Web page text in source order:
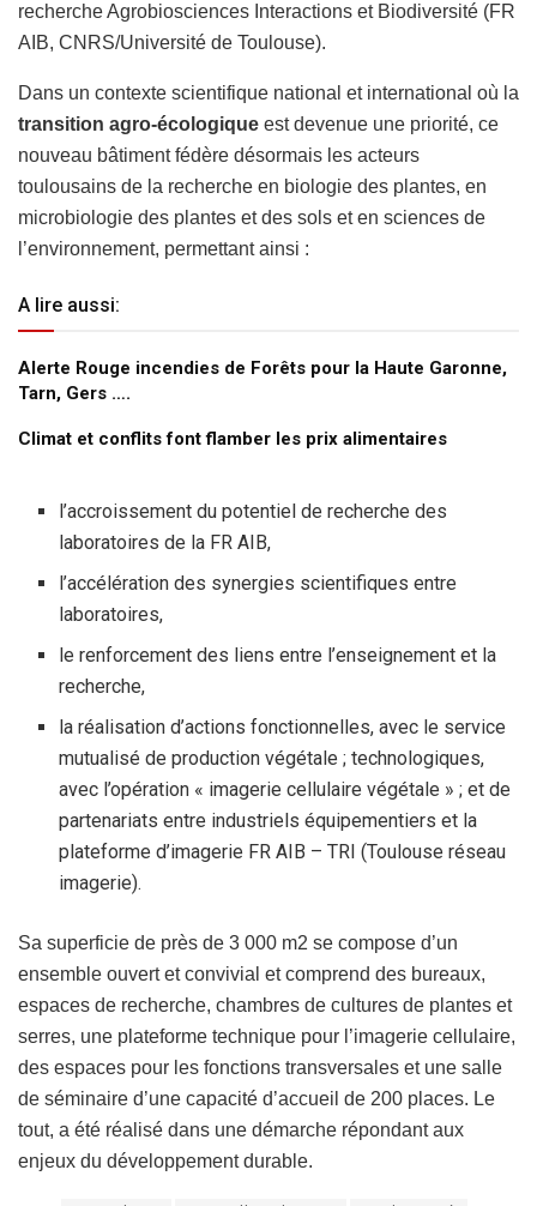
recherche Agrobiosciences Interactions et Biodiversité (FR
AIB, CNRS/Université de Toulouse).
Dans un contexte scientifique national et international où la
transition agro-écologique est devenue une priorité, ce
nouveau bâtiment fédère désormais les acteurs
toulousains de la recherche en biologie des plantes, en
microbiologie des plantes et des sols et en sciences de
l’environnement, permettant ainsi :
A lire aussi:
Alerte Rouge incendies de Forêts pour la Haute Garonne,
Tarn, Gers ….
Climat et conflits font flamber les prix alimentaires
l’accroissement du potentiel de recherche des
laboratoires de la FR AIB,
l’accélération des synergies scientifiques entre
laboratoires,
le renforcement des liens entre l’enseignement et la
recherche,
la réalisation d’actions fonctionnelles, avec le service
mutualisé de production végétale ; technologiques,
avec l’opération « imagerie cellulaire végétale » ; et de
partenariats entre industriels équipementiers et la
plateforme d’imagerie FR AIB – TRI (Toulouse réseau
imagerie).
Sa superficie de près de 3 000 m2 se compose d’un
ensemble ouvert et convivial et comprend des bureaux,
espaces de recherche, chambres de cultures de plantes et
serres, une plateforme technique pour l’imagerie cellulaire,
des espaces pour les fonctions transversales et une salle
de séminaire d’une capacité d’accueil de 200 places. Le
tout, a été réalisé dans une démarche répondant aux
enjeux du développement durable.